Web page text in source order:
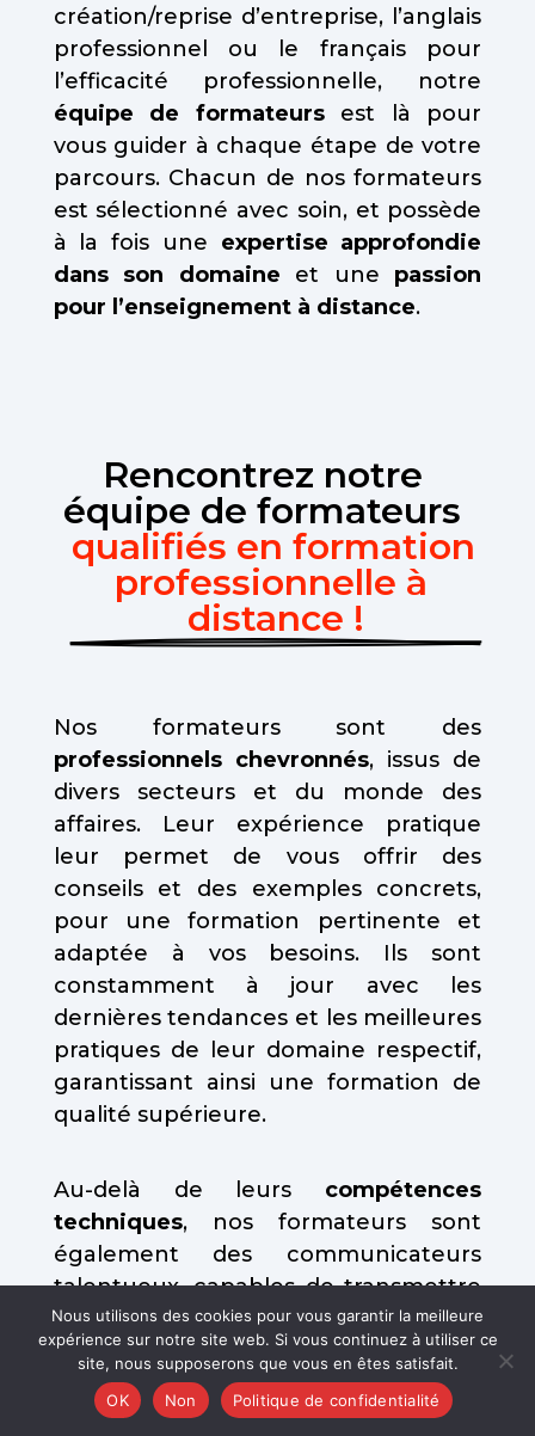
création/reprise d’entreprise, l’anglais
professionnel ou le français pour
l’efficacité professionnelle, notre
équipe de formateursest là pour
vous guider à chaque étape de votre
parcours. Chacun de nos formateurs
est sélectionné avec soin, et possède
à la fois une expertise approfondie
dans son domaine et une passion
pour l’enseignement à distance.
Rencontrez notre
équipe de formateurs
qualifiés en formation
professionnelle à
distance !
Nos formateurs sont des
professionnels chevronnés, issus de
divers secteurs et du monde des
affaires. Leur expérience pratique
leur permet de vous offrir des
conseils et des exemples concrets,
pour une formation pertinente et
adaptée à vos besoins. Ils sont
constamment à jour avec les
dernières tendances et les meilleures
pratiques de leur domaine respectif,
garantissant ainsi une formation de
qualité supérieure.
Au-delà de leurs compétences
techniques, nos formateurs sont
également des communicateurs
talentueux, capables de transmettre
leur savoir de manière claire,
engageante et interactive. Ils
s’engagent à créer un
environnement d’apprentissage
Nous utilisons des cookies pour vous garantir la meilleure
expérience sur notre site web. Si vous continuez à utiliser ce
site, nous supposerons que vous en êtes satisfait.
OK
Non Politique de confidentialité